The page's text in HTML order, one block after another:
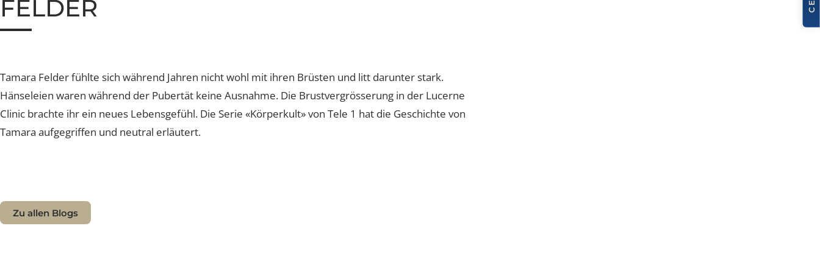
BRUSTVERGRÖSSERUNG MIT TAMARA
FELDER
Tamara Felder fühlte sich während Jahren nicht wohl mit ihren Brüsten und litt darunter stark.
Hänseleien waren während der Pubertät keine Ausnahme. Die Brustvergrösserung in der Lucerne